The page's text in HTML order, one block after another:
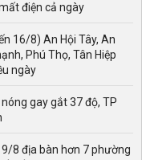
điện cả ngày
16/8) An Hội Tây, An
Phú Thọ, Tân Hiệp
ngày
gay gắt 37 độ, TP
8 địa bàn hơn 7 phường